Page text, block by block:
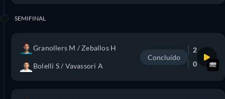
SEMIFINAL
Granollers M / Zeballos H
Bolelli S / Vavassori A
Concluído
2
0